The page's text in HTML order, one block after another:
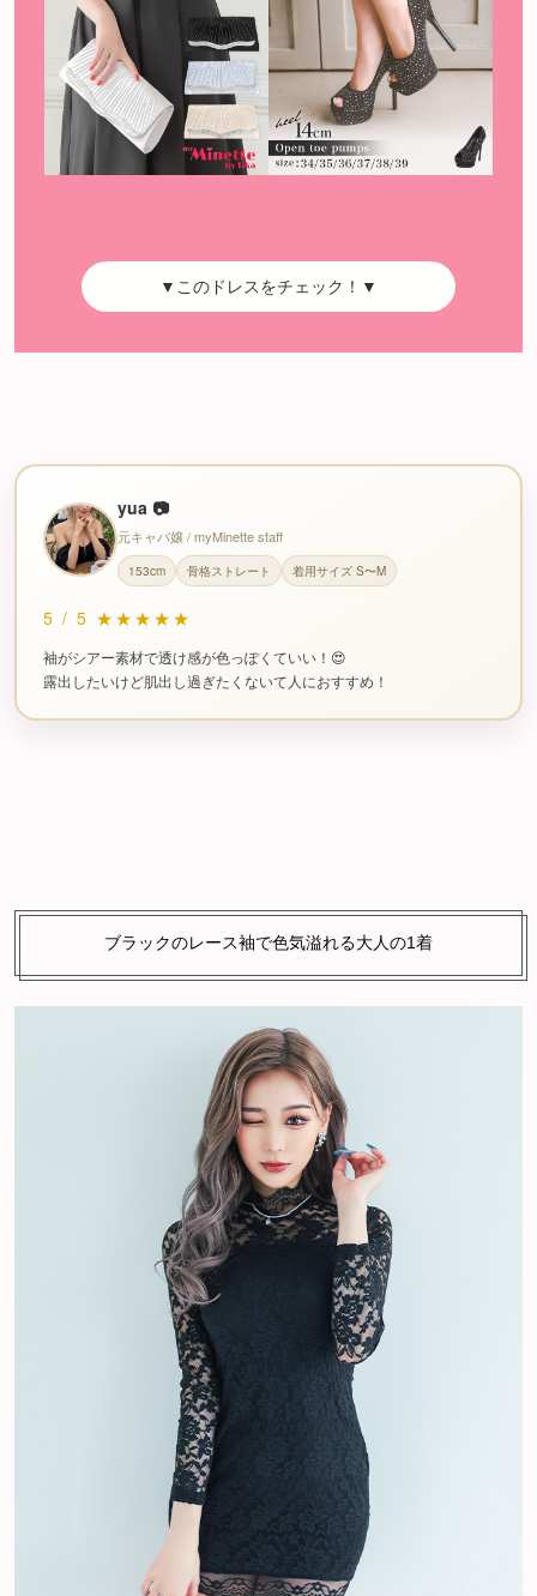
▼このドレスをチェック！▼
yua 📷
元キャバ嬢 / myMinette staff
153cm 骨格ストレート 着用サイズ S〜M
5 / 5 ★★★★★
袖がシアー素材で透け感が色っぽくていい！😍
露出したいけど肌出し過ぎたくないて人におすすめ！
ブラックのレース袖で色気溢れる大人の1着